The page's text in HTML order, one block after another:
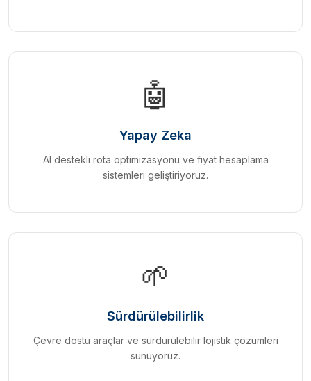
🤖
Yapay Zeka
AI destekli rota optimizasyonu ve fiyat hesaplama
sistemleri geliştiriyoruz.
🌱
Sürdürülebilirlik
Çevre dostu araçlar ve sürdürülebilir lojistik çözümleri
sunuyoruz.